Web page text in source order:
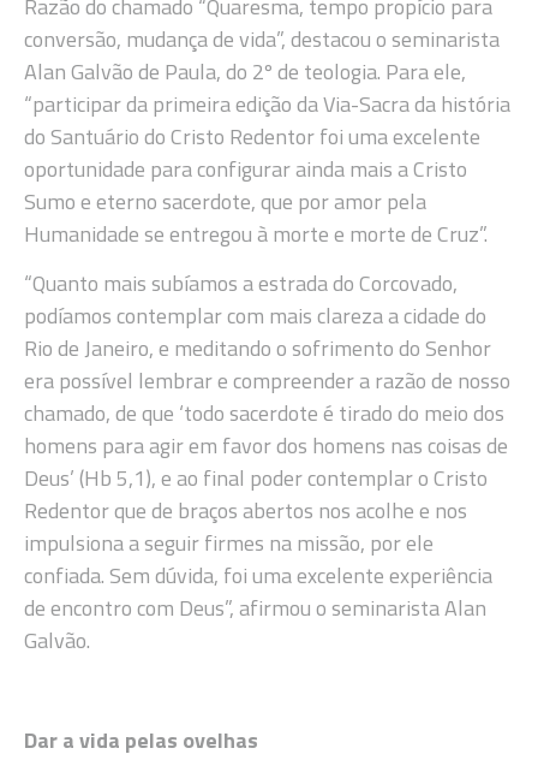
Razão do chamado “Quaresma, tempo propício para
conversão, mudança de vida”, destacou o seminarista
Alan Galvão de Paula, do 2º de teologia. Para ele,
“participar da primeira edição da Via-Sacra da história
do Santuário do Cristo Redentor foi uma excelente
oportunidade para configurar ainda mais a Cristo
Sumo e eterno sacerdote, que por amor pela
Humanidade se entregou à morte e morte de Cruz”.
“Quanto mais subíamos a estrada do Corcovado,
podíamos contemplar com mais clareza a cidade do
Rio de Janeiro, e meditando o sofrimento do Senhor
era possível lembrar e compreender a razão de nosso
chamado, de que ‘todo sacerdote é tirado do meio dos
homens para agir em favor dos homens nas coisas de
Deus’ (Hb 5,1), e ao final poder contemplar o Cristo
Redentor que de braços abertos nos acolhe e nos
impulsiona a seguir firmes na missão, por ele
confiada. Sem dúvida, foi uma excelente experiência
de encontro com Deus”, afirmou o seminarista Alan
Galvão.
Dar a vida pelas ovelhas